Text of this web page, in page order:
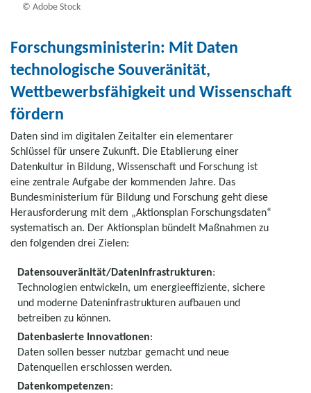
© Adobe Stock
Forschungsministerin: Mit Daten
technologische Souveränität,
Wettbewerbsfähigkeit und Wissenschaft
fördern
Daten sind im digitalen Zeitalter ein elementarer
Schlüssel für unsere Zukunft. Die Etablierung einer
Datenkultur in Bildung, Wissenschaft und Forschung ist
eine zentrale Aufgabe der kommenden Jahre. Das
Bundesministerium für Bildung und Forschung geht diese
Herausforderung mit dem „Aktionsplan Forschungsdaten“
systematisch an. Der Aktionsplan bündelt Maßnahmen zu
den folgenden drei Zielen:
Datensouveränität/Dateninfrastrukturen:
Technologien entwickeln, um energieeffiziente, sichere
und moderne Dateninfrastrukturen aufbauen und
betreiben zu können.
Datenbasierte Innovationen:
Daten sollen besser nutzbar gemacht und neue
Datenquellen erschlossen werden.
Datenkompetenzen: